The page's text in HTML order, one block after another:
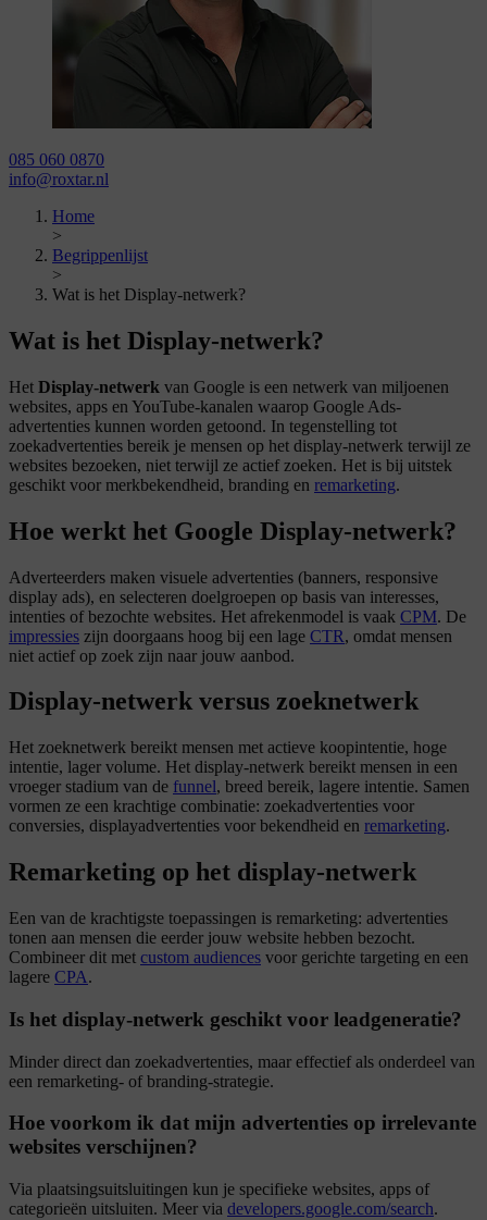
085 060 0870
info@roxtar.nl
Home
>
Begrippenlijst
>
Wat is het Display-netwerk?
Wat is het Display-netwerk?
Het Display-netwerk van Google is een netwerk van miljoenen
websites, apps en YouTube-kanalen waarop Google Ads-
advertenties kunnen worden getoond. In tegenstelling tot
zoekadvertenties bereik je mensen op het display-netwerk terwijl ze
websites bezoeken, niet terwijl ze actief zoeken. Het is bij uitstek
geschikt voor merkbekendheid, branding en remarketing.
Hoe werkt het Google Display-netwerk?
Adverteerders maken visuele advertenties (banners, responsive
display ads), en selecteren doelgroepen op basis van interesses,
intenties of bezochte websites. Het afrekenmodel is vaak CPM. De
impressies zijn doorgaans hoog bij een lage CTR, omdat mensen
niet actief op zoek zijn naar jouw aanbod.
Display-netwerk versus zoeknetwerk
Het zoeknetwerk bereikt mensen met actieve koopintentie, hoge
intentie, lager volume. Het display-netwerk bereikt mensen in een
vroeger stadium van de funnel, breed bereik, lagere intentie. Samen
vormen ze een krachtige combinatie: zoekadvertenties voor
conversies, displayadvertenties voor bekendheid en remarketing.
Remarketing op het display-netwerk
Een van de krachtigste toepassingen is remarketing: advertenties
tonen aan mensen die eerder jouw website hebben bezocht.
Combineer dit met custom audiences voor gerichte targeting en een
lagere CPA.
Is het display-netwerk geschikt voor leadgeneratie?
Minder direct dan zoekadvertenties, maar effectief als onderdeel van
een remarketing- of branding-strategie.
Hoe voorkom ik dat mijn advertenties op irrelevante
websites verschijnen?
Via plaatsingsuitsluitingen kun je specifieke websites, apps of
categorieën uitsluiten. Meer via developers.google.com/search.